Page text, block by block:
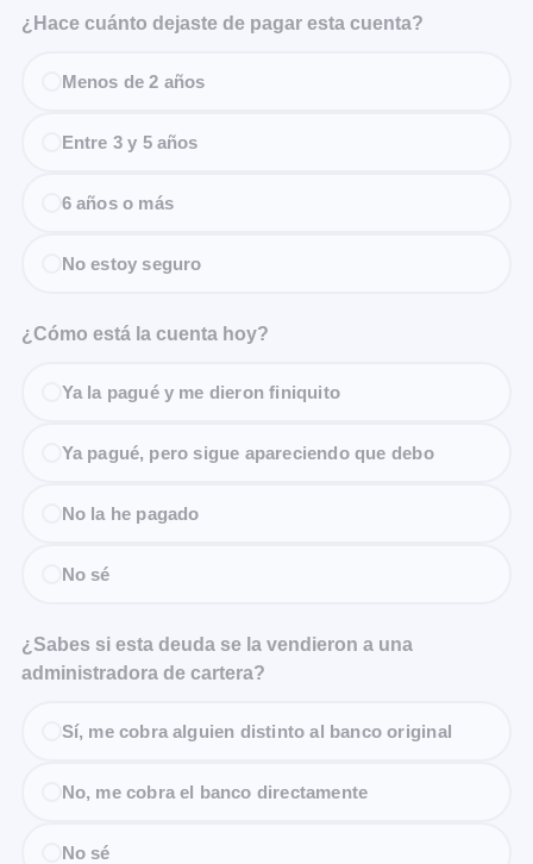
¿Hace cuánto dejaste de pagar esta cuenta?
Menos de 2 años
Entre 3 y 5 años
6 años o más
No estoy seguro
¿Cómo está la cuenta hoy?
Ya la pagué y me dieron finiquito
Ya pagué, pero sigue apareciendo que debo
No la he pagado
No sé
¿Sabes si esta deuda se la vendieron a una
administradora de cartera?
Sí, me cobra alguien distinto al banco original
No, me cobra el banco directamente
No sé